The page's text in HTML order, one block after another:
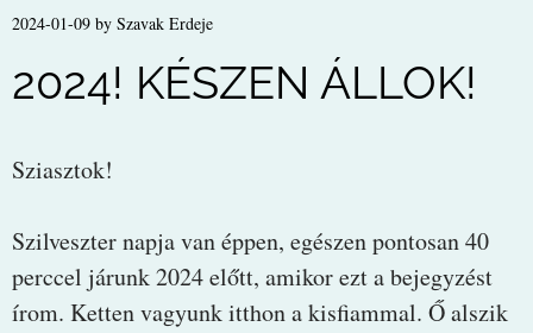
2024-01-09 by Szavak Erdeje
2024! KÉSZEN ÁLLOK!
Sziasztok!
Szilveszter napja van éppen, egészen pontosan 40
perccel járunk 2024 előtt, amikor ezt a bejegyzést
írom. Ketten vagyunk itthon a kisfiammal. Ő alszik